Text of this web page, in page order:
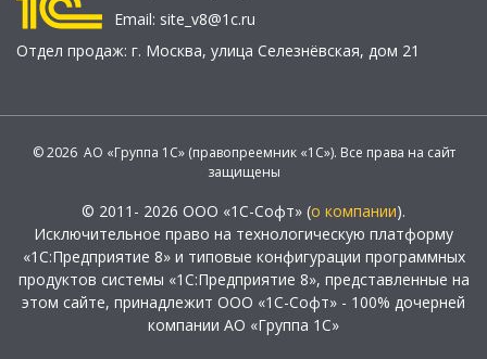
Email: site_v8@1c.ru
Отдел продаж: г. Москва, улица Селезнёвская, дом 21
© 2026 АО «Группа 1С» (правопреемник «1С»). Все права на сайт
защищены
© 2011- 2026 ООО «1С-Софт» (о компании).
Исключительное право на технологическую платформу
«1С:Предприятие 8» и типовые конфигурации программных
продуктов системы «1С:Предприятие 8», представленные на
этом сайте, принадлежит ООО «1С-Софт» - 100% дочерней
компании АО «Группа 1С»